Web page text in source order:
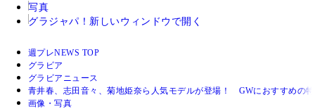
写真
グラジャパ！ 新しいウィンドウで開く
週プレNEWS TOP
グラビア
グラビアニュース
青井春、志田音々、菊地姫奈ら人気モデルが登場！ GWにおすすめの
画像・写真